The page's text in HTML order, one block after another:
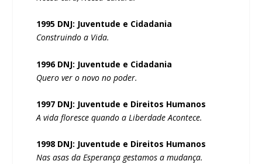
1995 DNJ: Juventude e Cidadania
Construindo a Vida.
1996 DNJ: Juventude e Cidadania
Quero ver o novo no poder.
1997 DNJ: Juventude e Direitos Humanos
A vida floresce quando a Liberdade Acontece.
1998 DNJ: Juventude e Direitos Humanos
Nas asas da Esperança gestamos a mudança.